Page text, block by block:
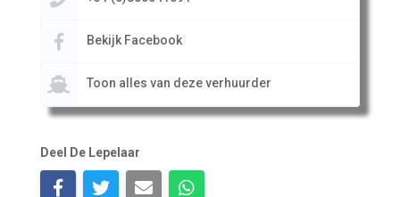
Bekijk Facebook
Toon alles van deze verhuurder
Deel De Lepelaar